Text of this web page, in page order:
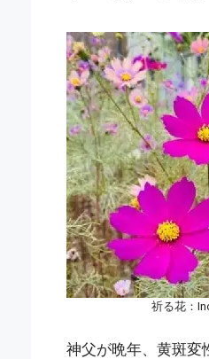
祈る花：
神父が晩年、黄斑変